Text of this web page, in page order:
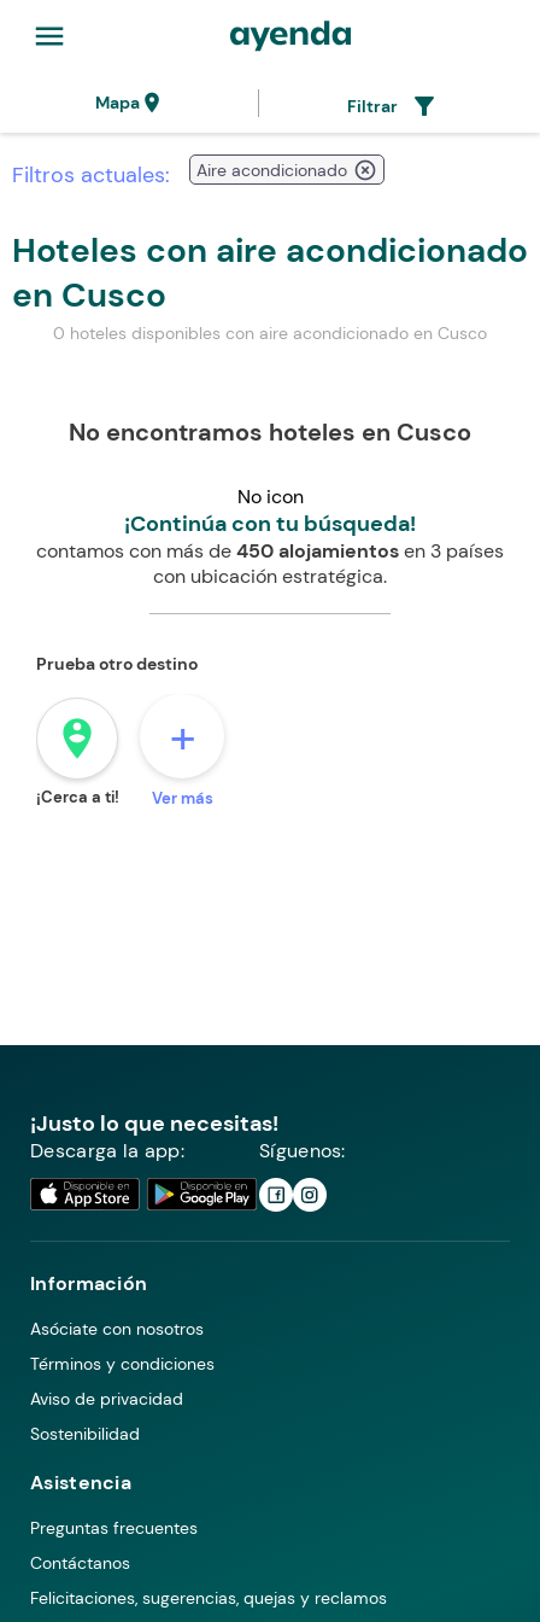
menu
Mapalocation_on Filtrar filter_alt
Filtros actuales: Aire acondicionado highlight_off
Hoteles con aire acondicionado
en Cusco
0 hoteles disponibles con aire acondicionado en Cusco
No encontramos hoteles en Cusco
No icon
¡Continúa con tu búsqueda!
contamos con más de450 alojamientosen 3 países
con ubicación estratégica.
Prueba otro destino
person_pin_circle
¡Cerca a ti!
+
Ver más
¡Justo lo que necesitas!
Descarga la app: Síguenos:
Información
Asóciate con nosotros
Términos y condiciones
Aviso de privacidad
Sostenibilidad
Asistencia
Preguntas frecuentes
Contáctanos
Felicitaciones, sugerencias, quejas y reclamos